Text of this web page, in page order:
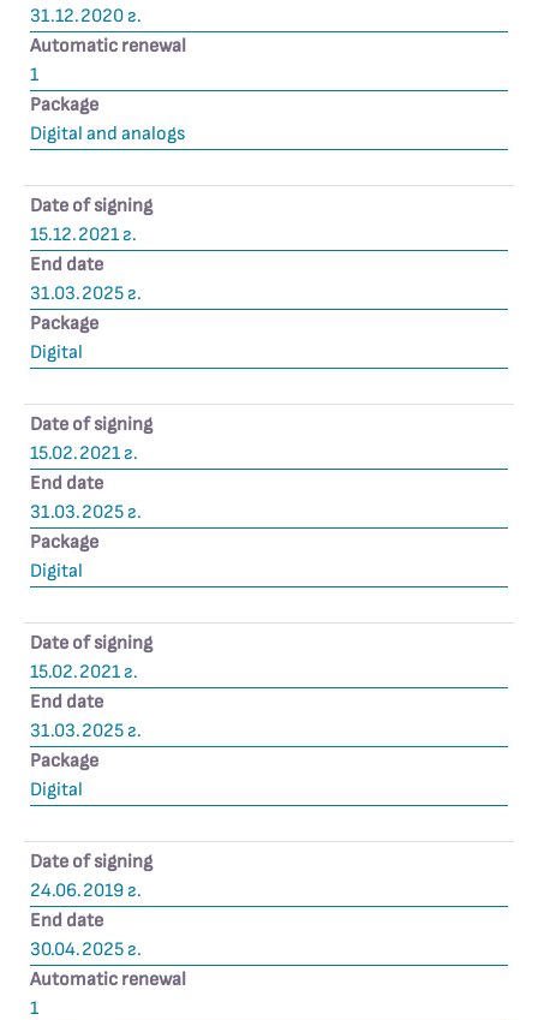
31.12.2020 г.
Automatic renewal
1
Package
Digital and analogs
Date of signing
15.12.2021 г.
End date
31.03.2025 г.
Package
Digital
Date of signing
15.02.2021 г.
End date
31.03.2025 г.
Package
Digital
Date of signing
15.02.2021 г.
End date
31.03.2025 г.
Package
Digital
Date of signing
24.06.2019 г.
End date
30.04.2025 г.
Automatic renewal
1